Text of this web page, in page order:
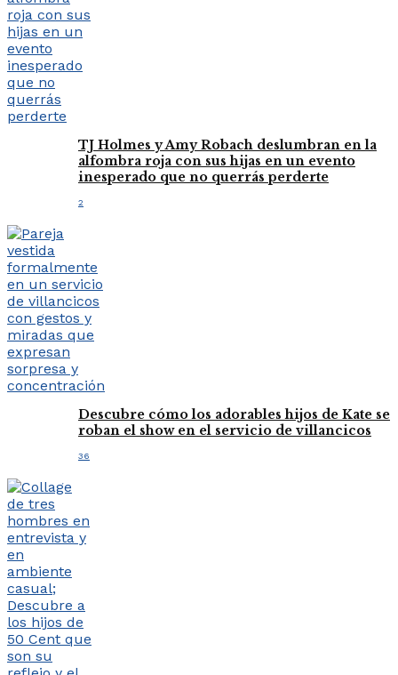
TJ Holmes y Amy Robach deslumbran en la
alfombra roja con sus hijas en un evento
inesperado que no querrás perderte
2
Descubre cómo los adorables hijos de Kate se
roban el show en el servicio de villancicos
36